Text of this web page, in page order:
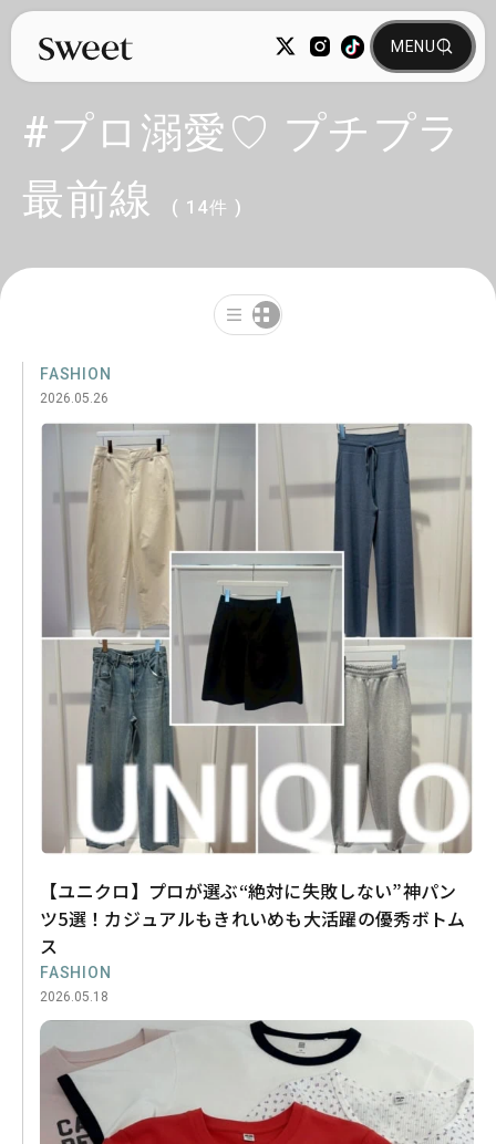
#プロ溺愛♡ プチプラ
最前線
( 14件 )
FASHION
2026.05.26
【ユニクロ】プロが選ぶ“絶対に失敗しない”神パン
ツ5選！カジュアルもきれいめも大活躍の優秀ボトム
ス
FASHION
2026.05.18